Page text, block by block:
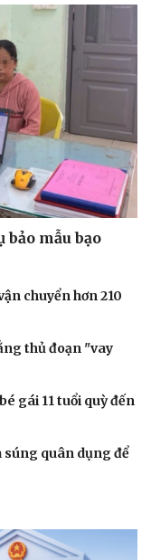
mẫu bạo
chuyển hơn 210
thủ đoạn "vay
gái 11 tuổi quỳ đến
súng quân dụng để